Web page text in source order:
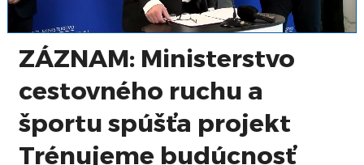
ZÁZNAM: Ministerstvo
cestovného ruchu a
športu spúšťa projekt
Trénujeme budúcnosť